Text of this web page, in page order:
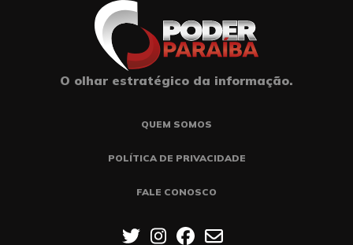
O olhar estratégico da informação.
QUEM SOMOS
POLÍTICA DE PRIVACIDADE
FALE CONOSCO